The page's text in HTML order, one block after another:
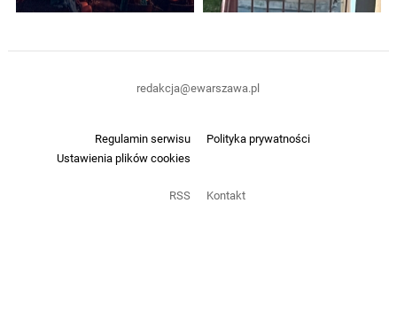
Regulamin serwisu
Polityka prywatności
Ustawienia plików cookies
RSS Kontakt
redakcja@ewarszawa.pl